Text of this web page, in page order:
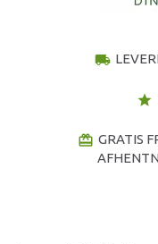
local_shipping
star
redeem GRATIS